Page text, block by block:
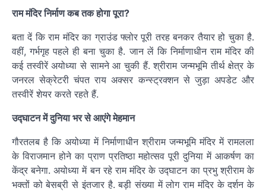
राम मंदिर निर्माण कब तक होगा पूरा?
बता दें कि राम मंदिर का ग्राउंड फ्लोर पूरी तरह बनकर तैयार हो चुका है.
वहीं, गर्भगृह पहले ही बना चुका है. जान लें कि निर्माणाधीन राम मंदिर की
कई तस्वीरें अयोध्या से सामने आ चुकी हैं. श्रीराम जन्मभूमि तीर्थ क्षेत्र के
जनरल सेक्रेटरी चंपत राय अक्सर कन्स्ट्रक्शन से जुड़ा अपडेट और
तस्वीरें शेयर करते रहते हैं.
उद्घाटन में दुनिया भर से आएंगे मेहमान
गौरतलब है कि अयोध्या में निर्माणाधीन श्रीराम जन्मभूमि मंदिर में रामलला
के विराजमान होने का प्राण प्रतिष्ठा महोत्सव पूरी दुनिया में आकर्षण का
केंद्र बनेगा. अयोध्या में बन रहे राम मंदिर के उद्घाटन का प्रभु श्रीराम के
भक्तों को बेसब्री से इंतजार है. बड़ी संख्या में लोग राम मंदिर के दर्शन के